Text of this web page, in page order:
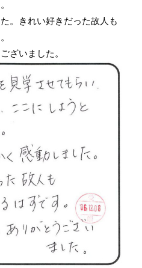
。きれい好きだった故人も
ざいました。